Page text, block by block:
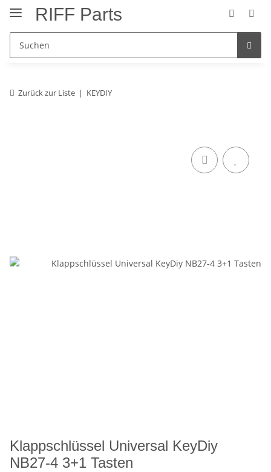
RIFF Parts
Zurück zur Liste KEYDIY
Klappschlüssel Universal KeyDiy
NB27-4 3+1 Tasten